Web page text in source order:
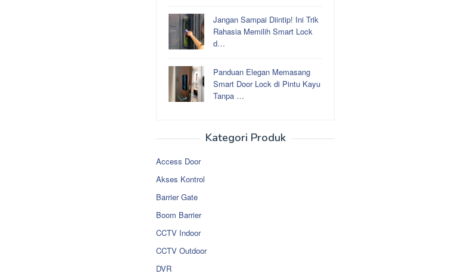
Jangan Sampai Diintip! Ini Trik
Rahasia Memilih Smart Lock
d…
Panduan Elegan Memasang
Smart Door Lock di Pintu Kayu
Tanpa …
Kategori Produk
Access Door
Akses Kontrol
Barrier Gate
Boom Barrier
CCTV Indoor
CCTV Outdoor
DVR